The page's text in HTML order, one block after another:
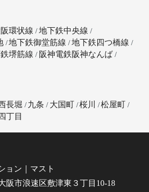
環状線 地下鉄中央線
地下鉄御堂筋線 地下鉄四つ橋線
堺筋線 阪神電鉄阪神なんば
長堀 九条 大国町 桜川
松屋町
丁目
ョン｜マスト
阪市浪速区敷津東３丁目10-18